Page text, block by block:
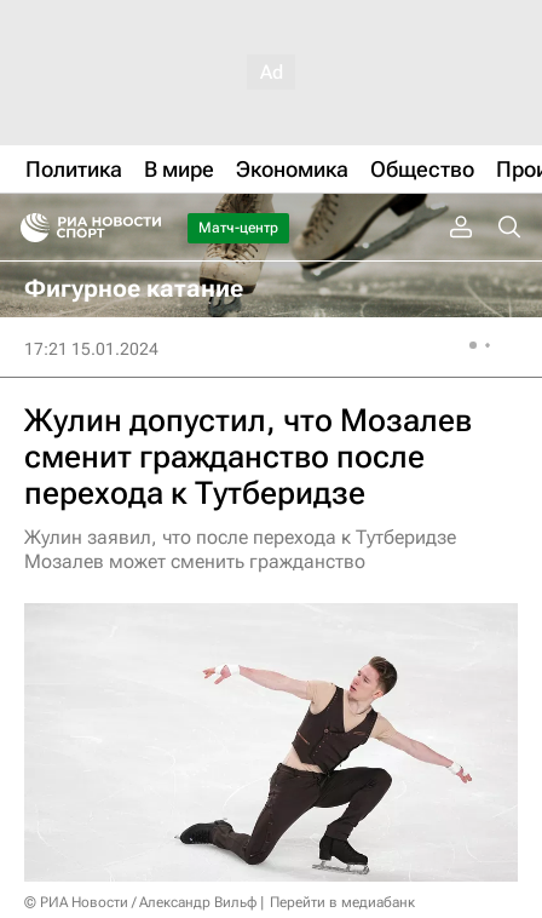
Политика В мире Экономика Общество
Матч-центр
Фигурное катание
17:21 15.01.2024
Жулин допустил, что Мозалев
сменит гражданство после
перехода к Тутберидзе
Жулин заявил, что после перехода к Тутберидзе
Мозалев может сменить гражданство
© РИА Новости / Александр Вильф Перейти в медиабанк